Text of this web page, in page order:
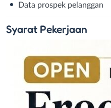
Data prospek pelanggan
Syarat Pekerjaan